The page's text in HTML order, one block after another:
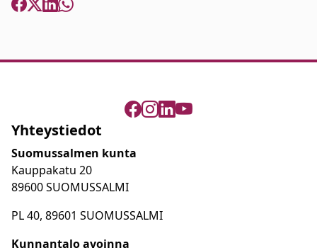
Yhteystiedot
Suomussalmen kunta
Kauppakatu 20
89600 SUOMUSSALMI
PL 40, 89601 SUOMUSSALMI
Kunnantalo avoinna